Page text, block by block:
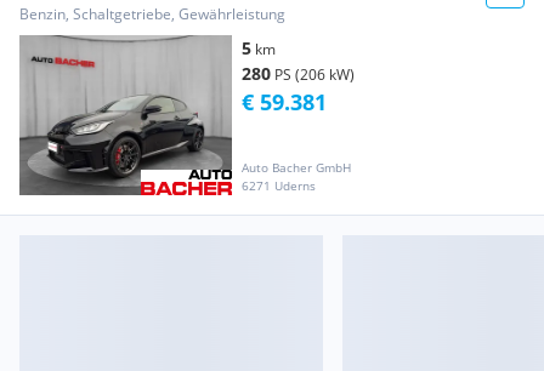
Benzin, Schaltgetriebe, Gewährleistung
5 km
280 PS (206 kW)
Auto Bacher GmbH
6271 Uderns
€ 59.381